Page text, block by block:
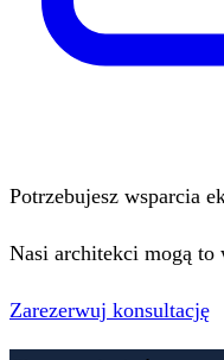
Potrzebujesz wsparcia
Nasi architekci mogą to
Zarezerwuj konsultację